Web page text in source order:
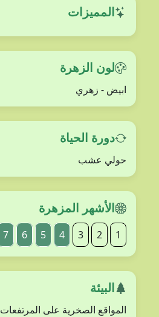
المميزات
لون الزهرة
ابيض - زهري
دورة الحياة
حولي عشب
الأشهر المزهرة
1
2
3
4
5
6
7
البيئة
المواقع الصخرية على المرتفعات